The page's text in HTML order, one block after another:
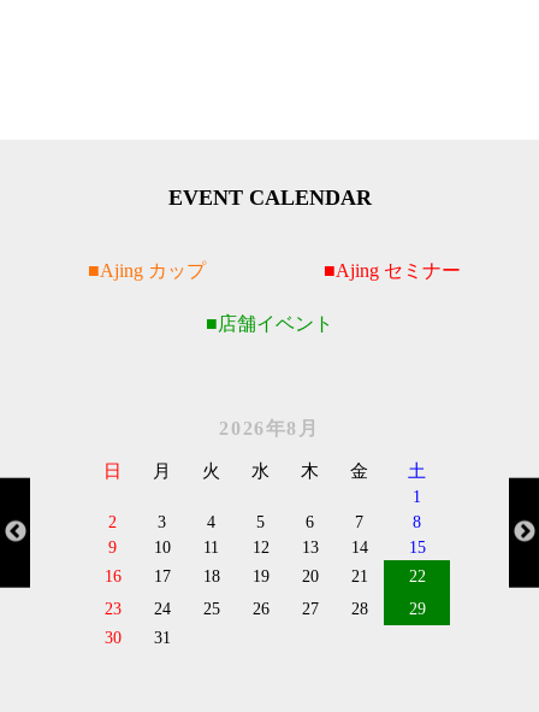
EVENT CALENDAR
Ajing カップ Ajing セミナー
店舗イベント
2026年8月
日 月 火 水 木 金 土
1
2
3 4 5 6 7
8
9
10 11 12 13 14
15
16
17 18 19 20 21
22
23
24 25 26 27 28
29
30
31